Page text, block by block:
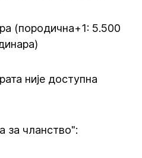
(породична+1: 5.500
није доступна
за чланство":